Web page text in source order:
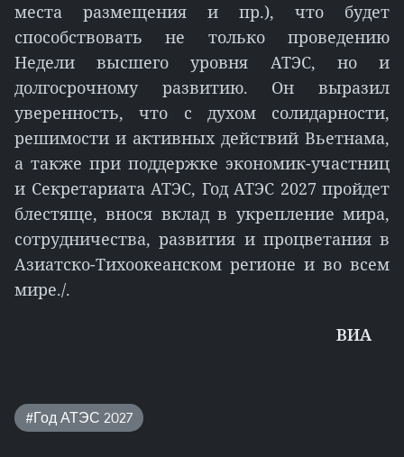
места размещения и пр.), что будет
способствовать не только проведению
Недели высшего уровня АТЭС, но и
долгосрочному развитию. Он выразил
уверенность, что с духом солидарности,
решимости и активных действий Вьетнама,
а также при поддержке экономик-участниц
и Секретариата АТЭС, Год АТЭС 2027 пройдет
блестяще, внося вклад в укрепление мира,
сотрудничества, развития и процветания в
Азиатско-Тихоокеанском регионе и во всем
мире./.
ВИА
#Год АТЭС 2027